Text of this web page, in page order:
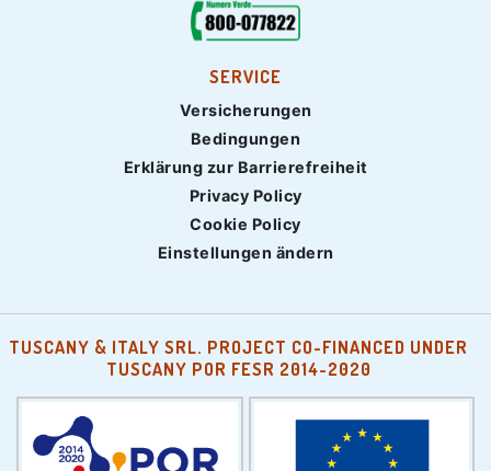
SERVICE
Versicherungen
Bedingungen
Erklärung zur Barrierefreiheit
Privacy Policy
Cookie Policy
Einstellungen ändern
TUSCANY & ITALY SRL. PROJECT CO-FINANCED UNDER
TUSCANY POR FESR 2014-2020